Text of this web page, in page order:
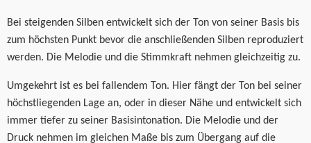
Bei steigenden Silben entwickelt sich der Ton von seiner Basis bis
zum höchsten Punkt bevor die anschließenden Silben reproduziert
werden. Die Melodie und die Stimmkraft nehmen gleichzeitig zu.
Umgekehrt ist es bei fallendem Ton. Hier fängt der Ton bei seiner
höchstliegenden Lage an, oder in dieser Nähe und entwickelt sich
immer tiefer zu seiner Basisintonation. Die Melodie und der
Druck nehmen im gleichen Maße bis zum Übergang auf die